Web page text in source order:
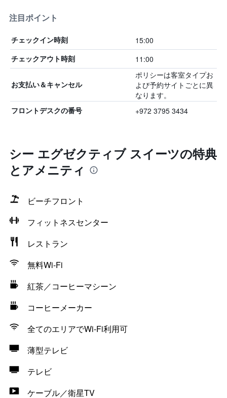
注目ポイント
チェックイン時刻 15:00
チェックアウト時刻 11:00
お支払い＆キャンセル
ポリシーは客室タイプお
よび予約サイトごとに異
なります。
フロントデスクの番号 +972 3795 3434
シー エグゼクティブ スイーツの特典
とアメニティ
ビーチフロント
フィットネスセンター
レストラン
無料Wi-Fi
紅茶／コーヒーマシーン
コーヒーメーカー
全てのエリアでWi-Fi利用可
薄型テレビ
テレビ
ケーブル／衛星TV